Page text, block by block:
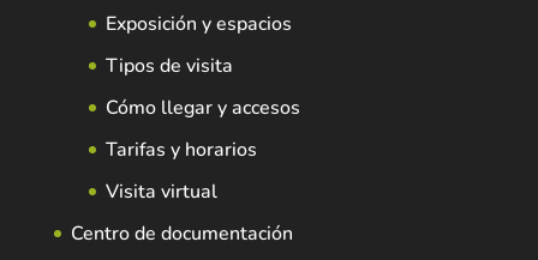
Exposición y espacios
Tipos de visita
Cómo llegar y accesos
Tarifas y horarios
Visita virtual
Centro de documentación